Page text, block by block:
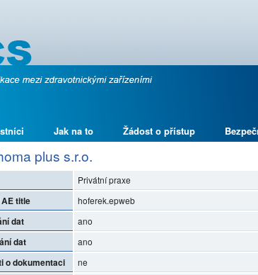
Jak na to Žádost o přístup
plus s.r.o.
Privátní praxe
title hoferek.epweb
dat ano
dat ano
o dokumentaci ne